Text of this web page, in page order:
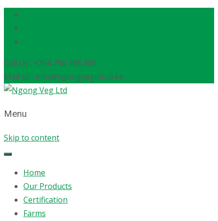
Call us : +254 796 388 306
Mail us : info@ngongvegltd.co.ke
Menu
Skip to content
Home
Our Products
Certification
Farms